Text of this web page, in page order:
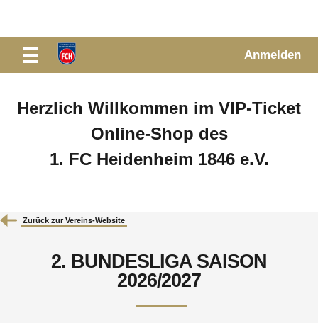
Anmelden
Herzlich Willkommen im VIP-Ticket
Online-Shop des
1. FC Heidenheim 1846 e.V.
Zurück zur Vereins-Website
2. BUNDESLIGA SAISON
2026/2027